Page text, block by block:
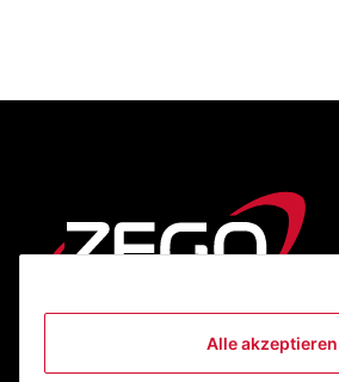
Alle akzeptieren
Informationen